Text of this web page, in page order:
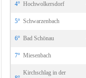
4° Hochwolkersdorf
5° Schwarzenbach
6° Bad Schönau
7° Miesenbach
Kirchschlag in der